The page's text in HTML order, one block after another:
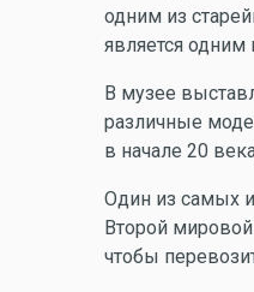
одним из
является одним
В музее
различные
в начале 20
Один из самых
Второй
чтобы